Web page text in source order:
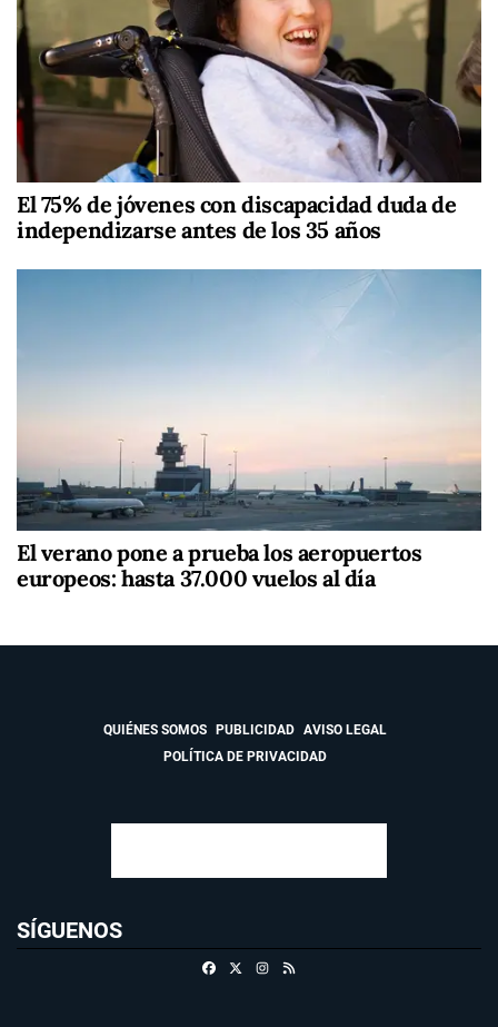
El 75% de jóvenes con discapacidad duda de
independizarse antes de los 35 años
El verano pone a prueba los aeropuertos
europeos: hasta 37.000 vuelos al día
QUIÉNES SOMOS PUBLICIDAD
AVISO LEGAL
POLÍTICA DE PRIVACIDAD
SÍGUENOS
FacebookInstagram